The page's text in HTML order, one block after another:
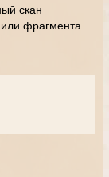
скан
фрагмента.